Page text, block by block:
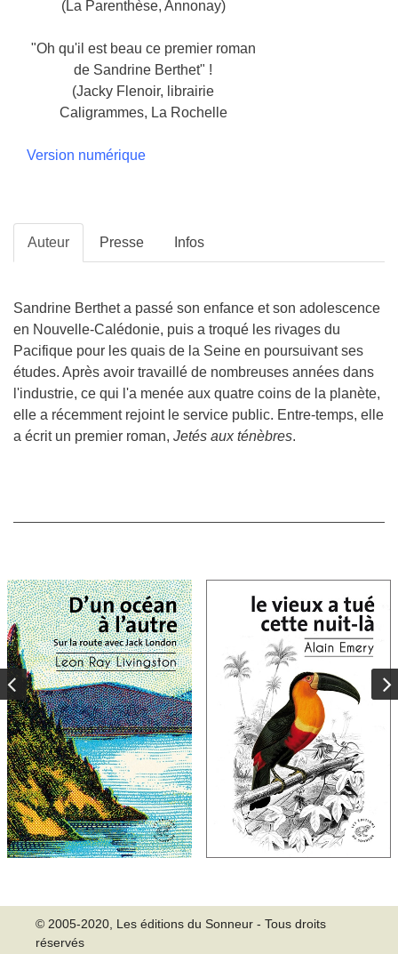
(La Parenthèse, Annonay)
"Oh qu'il est beau ce premier roman
de Sandrine Berthet" !
(Jacky Flenoir, librairie
Caligrammes, La Rochelle
Version numérique
Auteur Presse Infos
Sandrine Berthet a passé son enfance et son adolescence
en Nouvelle-Calédonie, puis a troqué les rivages du
Pacifique pour les quais de la Seine en poursuivant ses
études. Après avoir travaillé de nombreuses années dans
l'industrie, ce qui l'a menée aux quatre coins de la planète,
elle a récemment rejoint le service public. Entre-temps, elle
a écrit un premier roman, Jetés aux ténèbres.
© 2005-2020, Les éditions du Sonneur - Tous droits
réservés